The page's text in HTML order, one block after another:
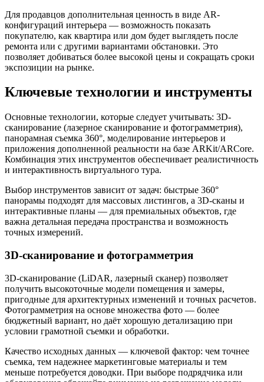
Для продавцов дополнительная ценность в виде AR-
конфигураций интерьера — возможность показать
покупателю, как квартира или дом будет выглядеть после
ремонта или с другими вариантами обстановки. Это
позволяет добиваться более высокой цены и сокращать сроки
экспозиции на рынке.
Ключевые технологии и инструменты
Основные технологии, которые следует учитывать: 3D-
сканирование (лазерное сканирование и фотограмметрия),
панорамная съемка 360°, моделирование интерьеров и
приложения дополненной реальности на базе ARKit/ARCore.
Комбинация этих инструментов обеспечивает реалистичность
и интерактивность виртуального тура.
Выбор инструментов зависит от задач: быстрые 360°
панорамы подходят для массовых листингов, а 3D-сканы и
интерактивные планы — для премиальных объектов, где
важна детальная передача пространства и возможность
точных измерений.
3D-сканирование и фотограмметрия
3D-сканирование (LiDAR, лазерный сканер) позволяет
получить высокоточные модели помещения и замеры,
пригодные для архитектурных изменений и точных расчетов.
Фотограмметрия на основе множества фото — более
бюджетный вариант, но даёт хорошую детализацию при
условии грамотной съемки и обработки.
Качество исходных данных — ключевой фактор: чем точнее
съемка, тем надежнее маркетинговые материалы и тем
меньше потребуется доводки. При выборе подрядчика или